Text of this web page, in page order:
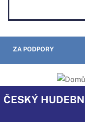
ZA PODPORY
ČESKÝ